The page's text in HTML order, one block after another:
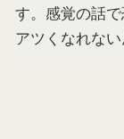
す。感覚の話
アツくなれない